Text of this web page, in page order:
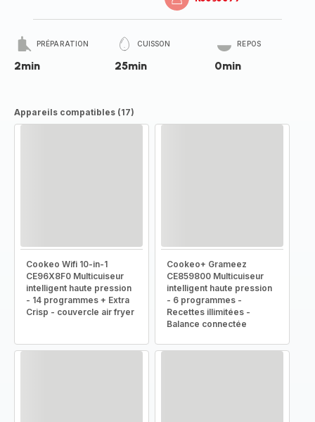
PRÉPARATION
2min
CUISSON
25min
REPOS
0min
Appareils compatibles (17)
Cookeo Wifi 10-in-1
CE96X8F0 Multicuiseur
intelligent haute pression
- 14 programmes + Extra
Crisp - couvercle air fryer
Cookeo+ Grameez
CE859800 Multicuiseur
intelligent haute pression
- 6 programmes -
Recettes illimitées -
Balance connectée